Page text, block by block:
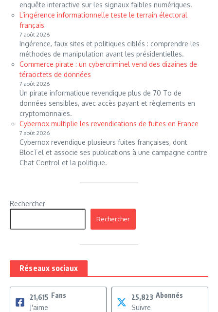
enquête interactive sur les signaux faibles numériques.
L’ingérence informationnelle teste le terrain électoral
français
7 août 2026
Ingérence, faux sites et politiques ciblés : comprendre les
méthodes de manipulation avant les présidentielles.
Commerce pirate : un cybercriminel vend des dizaines de
téraoctets de données
7 août 2026
Un pirate informatique revendique plus de 70 To de
données sensibles, avec accès payant et règlements en
cryptomonnaies.
Cybernox multiplie les revendications de fuites en France
7 août 2026
Cybernox revendique plusieurs fuites françaises, dont
BlocTel et associe ses publications à une campagne contre
Chat Control et la politique.
Rechercher
Rechercher
Réseaux sociaux
21,615 Fans
J'aime
25,823 Abonnés
Suivre